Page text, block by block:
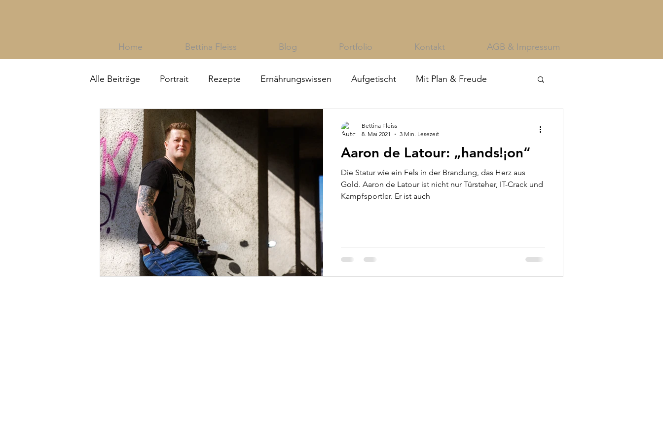
Home Bettina Fleiss Blog Portfolio Kontakt AGB & Impressum
Alle Beiträge Portrait Rezepte Ernährungswissen Aufgetischt Mit Plan & Freude
Aaron de Latour: „hands!¡on“
Die Statur wie ein Fels in der Brandung, das Herz aus
Gold. Aaron de Latour ist nicht nur Türsteher, IT-Crack und
Kampfsportler. Er ist auch
Bettina Fleiss
8. Mai 2021
3 Min. Lesezeit